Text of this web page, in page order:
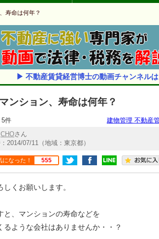
寿命は何年？
▶ 不動産賃貸経営博士の動画チャンネルは
ンション、寿命は何年？
件
建物管理 不動産
CHOさん
2014/07/11（地域：東京都）
になった！ 555
くお願いします。
と、マンションの寿命などを
るような会社はありませんか・・？